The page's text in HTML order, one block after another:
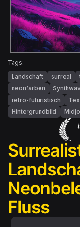
Tags:
Landschaft
surreal
neonfarben
retro-futuristisch
Hintergrundbild
Fluss